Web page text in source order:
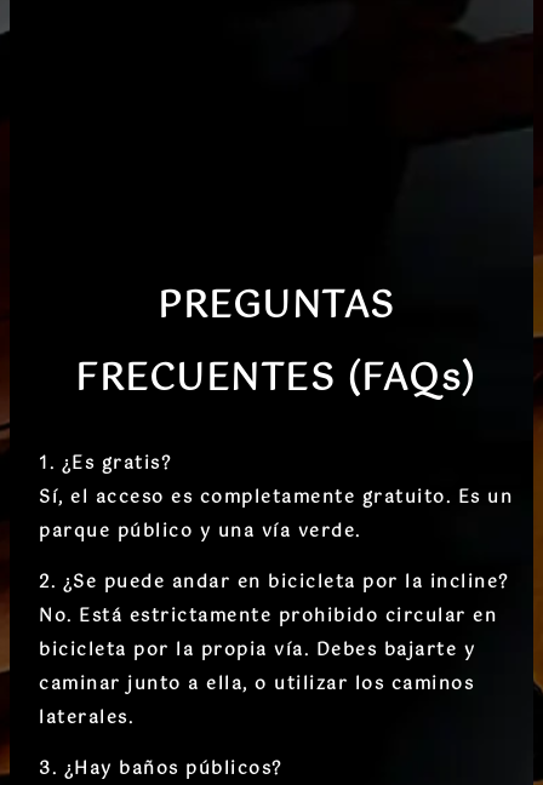
PREGUNTAS
FRECUENTES (FAQs)
1. ¿Es gratis?
Sí, el acceso es completamente gratuito. Es un
parque público y una vía verde.
2. ¿Se puede andar en bicicleta por la incline?
No. Está estrictamente prohibido circular en
bicicleta por la propia vía. Debes bajarte y
caminar junto a ella, o utilizar los caminos
laterales.
3. ¿Hay baños públicos?